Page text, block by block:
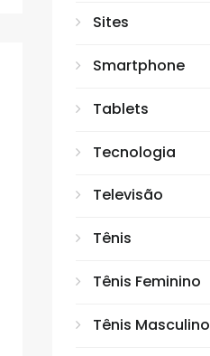
Sites
Smartphone
Tablets
Tecnologia
Televisão
Tênis
Tênis Feminino
Tênis Masculino